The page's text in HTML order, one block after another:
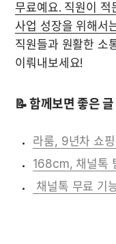
무료예요. 직원이 적
사업 성장을 위해서
직원들과 원활한 소
이뤄내보세요!
📝 함께보면 좋은 글
라룸, 9년차 쇼
채널톡 무료 기